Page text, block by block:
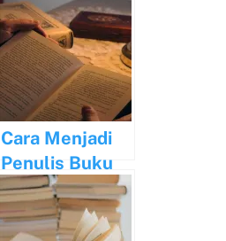
Menunjang
Karir Dosen
Cara Menjadi
Penulis Buku
Bagi Pemula